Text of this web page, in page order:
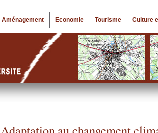
Aménagement Economie Tourisme Culture